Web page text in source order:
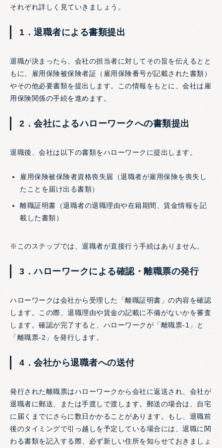
それぞれ詳しく見ていきましょう。
1．退職者による書類提出
退職が決まったら、会社の担当者に対してその旨を伝えるとと
もに、雇用保険被保険者証（雇用保険番号が記載された書類）
やその他必要書類を提出します。この情報をもとに、会社は雇
用保険関係の手続を進めます。
2．会社によるハローワークへの書類提出
退職後、会社は以下の書類をハローワークに提出します。
雇用保険被保険者資格喪失届（退職者が雇用保険を喪失し
たことを届け出る書類）
離職証明書（退職者の退職理由や在籍期間、賃金情報を記
載した書類）
※このステップでは、退職者が直接行う手続はありません。
3．ハローワークによる確認・離職票の発行
ハローワークは会社から受理した「離職証明書」の内容を確認
します。この際、退職理由や賃金の記載に不備がないかを審査
します。確認が完了すると、ハローワークが「離職票-1」と
「離職票-2」を発行します。
4．会社から退職者への送付
発行された離職票はハローワークから会社に返送され、会社が
退職者に郵送、または手渡しで渡します。郵送の場合は、自宅
に届くまでにさらに数日かかることがあります。もし、退職前
後のタイミングで引っ越しを予定している場合には、退職に関
わる書類を記入する際、必ず新しい住所を知らせておきましょ